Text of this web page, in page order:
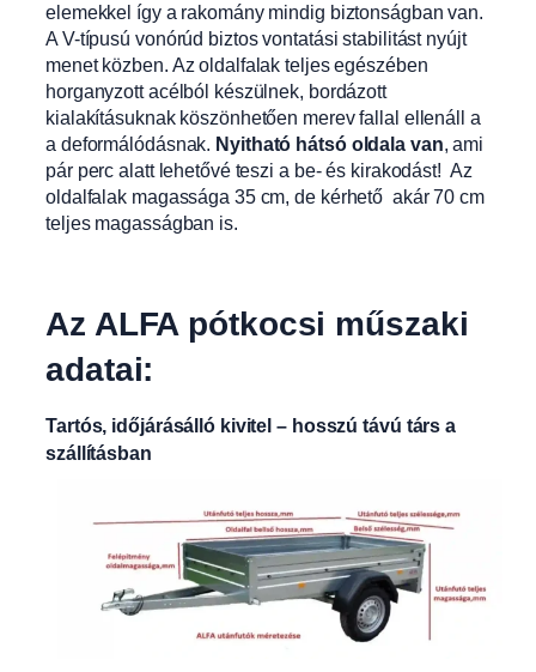
elemekkel így a rakomány mindig biztonságban van.
A V-típusú vonórúd biztos vontatási stabilitást nyújt
menet közben. Az oldalfalak teljes egészében
horganyzott acélból készülnek, bordázott
kialakításuknak köszönhetően merev fallal ellenáll a
a deformálódásnak. Nyitható hátsó oldala van, ami
pár perc alatt lehetővé teszi a be- és kirakodást! Az
oldalfalak magassága 35 cm, de kérhető akár 70 cm
teljes magasságban is.
Az ALFA pótkocsi műszaki
adatai:
Tartós, időjárásálló kivitel – hosszú távú társ a
szállításban